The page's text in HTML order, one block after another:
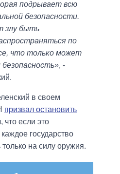
подрывает всю
безопасности.
злу быть
по
что только может
, -
в своем
призвал остановить
что если это
государство
только на силу оружия.